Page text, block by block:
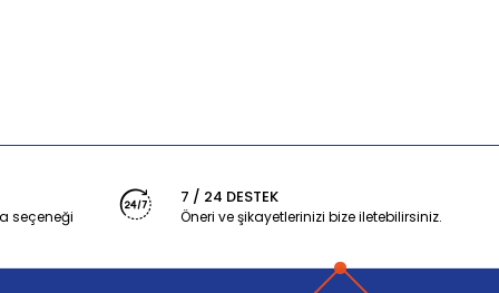
seçeneği
7 / 24 DESTEK
Öneri ve şikayetlerinizi bize iletebilirsiniz.